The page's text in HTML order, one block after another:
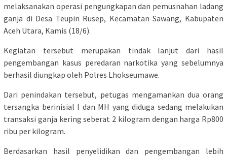
melaksanakan operasi pengungkapan dan pemusnahan ladang
ganja di Desa Teupin Rusep, Kecamatan Sawang, Kabupaten
Aceh Utara, Kamis (18/6).
Kegiatan tersebut merupakan tindak lanjut dari hasil
pengembangan kasus peredaran narkotika yang sebelumnya
berhasil diungkap oleh Polres Lhokseumawe.
Dari penindakan tersebut, petugas mengamankan dua orang
tersangka berinisial I dan MH yang diduga sedang melakukan
transaksi ganja kering seberat 2 kilogram dengan harga Rp800
ribu per kilogram.
Berdasarkan hasil penyelidikan dan pengembangan lebih